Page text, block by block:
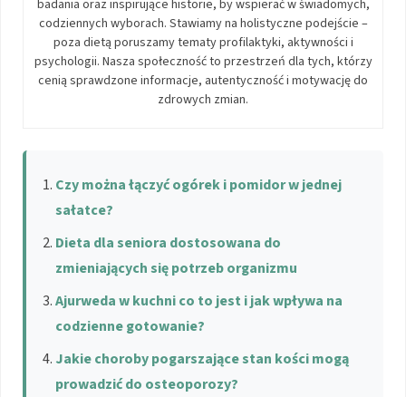
badania oraz inspirujące historie, by wspierać w świadomych,
codziennych wyborach. Stawiamy na holistyczne podejście –
poza dietą poruszamy tematy profilaktyki, aktywności i
psychologii. Nasza społeczność to przestrzeń dla tych, którzy
cenią sprawdzone informacje, autentyczność i motywację do
zdrowych zmian.
Czy można łączyć ogórek i pomidor w jednej
sałatce?
Dieta dla seniora dostosowana do
zmieniających się potrzeb organizmu
Ajurweda w kuchni co to jest i jak wpływa na
codzienne gotowanie?
Jakie choroby pogarszające stan kości mogą
prowadzić do osteoporozy?